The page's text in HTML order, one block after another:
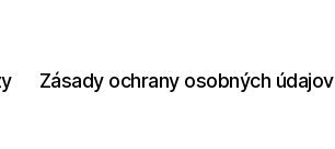
Zásady ochrany osobných údajov